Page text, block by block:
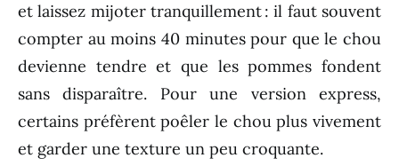
et laissez mijoter tranquillement : il faut souvent
compter au moins 40 minutes pour que le chou
devienne tendre et que les pommes fondent
sans disparaître. Pour une version express,
certains préfèrent poêler le chou plus vivement
et garder une texture un peu croquante.